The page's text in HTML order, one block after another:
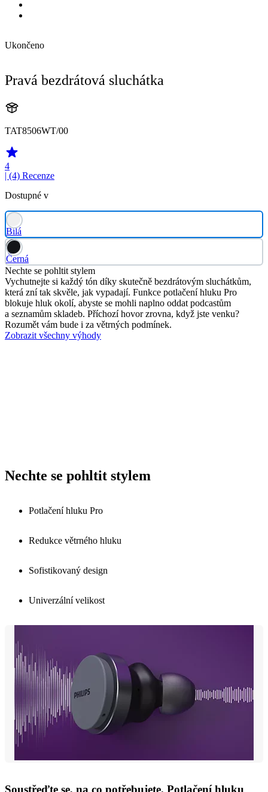
Ukončeno
Pravá bezdrátová sluchátka
TAT8506WT/00
4
| (4) Recenze
Dostupné v
Bílá
Černá
Nechte se pohltit stylem
Vychutnejte si každý tón díky skutečně bezdrátovým sluchátkům,
která zní tak skvěle, jak vypadají. Funkce potlačení hluku Pro
blokuje hluk okolí, abyste se mohli naplno oddat podcastům
a seznamům skladeb. Příchozí hovor zrovna, když jste venku?
Rozumět vám bude i za větrných podmínek.
Zobrazit všechny výhody
Nechte se pohltit stylem
Potlačení hluku Pro
Redukce větrného hluku
Sofistikovaný design
Univerzální velikost